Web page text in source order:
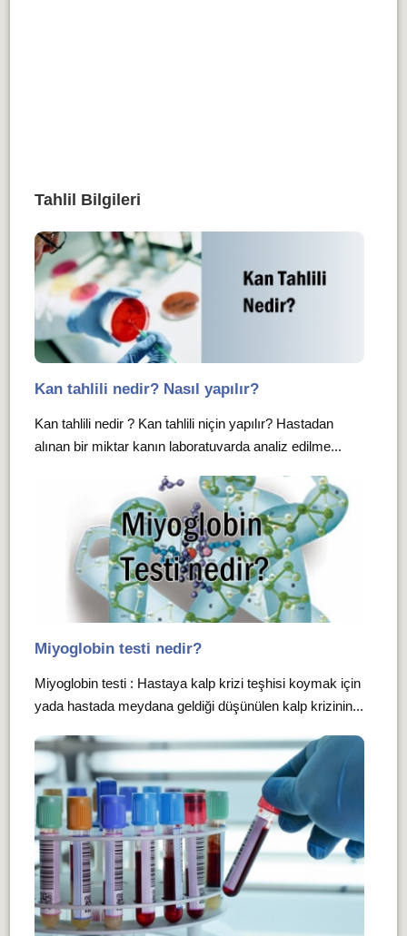
Tahlil Bilgileri
Kan tahlili nedir? Nasıl yapılır?
Kan tahlili nedir ? Kan tahlili niçin yapılır? Hastadan
alınan bir miktar kanın laboratuvarda analiz edilme...
Miyoglobin testi nedir?
Miyoglobin testi : Hastaya kalp krizi teşhisi koymak için
yada hastada meydana geldiği düşünülen kalp krizinin...